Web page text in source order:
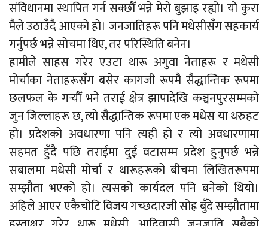
संविधानमा स्थापित गर्न सक्छौँ भन्ने मेरो बुझाइ रह्यो। यो कुरा
मैले उठाउँदै आएको हो। जनजातिहरू पनि मधेसीसँग सहकार्य
गर्नुपर्छ भन्ने सोचमा थिए, तर परिस्थिति बनेन।
हामीले साहस गरेर एउटा थारू अगुवा नेताहरू र मधेसी
मोर्चाका नेताहरूसँग बसेर कागजी रूपमै सैद्धान्तिक रूपमा
छलफल के गर्‍यौँ भने तराई क्षेत्र झापादेखि कञ्चनपुरसम्मको
जुन जिल्लाहरू छ, त्यो सैद्धान्तिक रूपमा एक मधेस या थरुहट
हो। प्रदेशको अवधारणा पनि त्यही हो र त्यो अवधारणामा
सहमत हुँदै पछि तराईमा दुई वटासम्म प्रदेश हुनुपर्छ भन्ने
सबालमा मधेसी मोर्चा र थारूहरूको बीचमा लिखितरूपमा
सम्झौता भएको हो। त्यसको कार्यदल पनि बनेको थियो।
अहिले आएर एकैचोटि विजय गच्छदारजी सोह्र बुँदे सम्झौतामा